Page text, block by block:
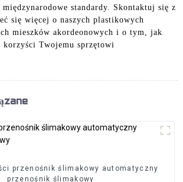
międzynarodowe standardy. Skontaktuj się z
się więcej o naszych plastikowych
mieszków akordeonowych i o tym, jak
korzyści Twojemu sprzętowi
przenośnik ślimakowy automatyczny
przenośnik ślimakowy